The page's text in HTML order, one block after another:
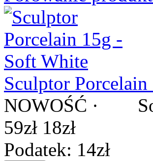
Sculptor
NOWOŚĆ ·
59zł 18zł
Podatek: 14zł